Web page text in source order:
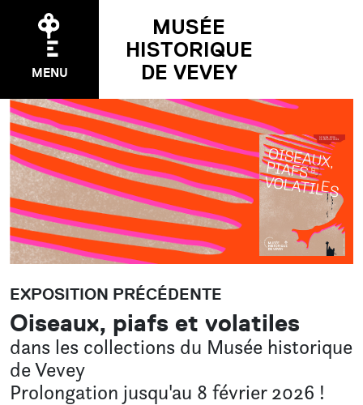
MENU
MUSÉE
HISTORIQUE
DE VEVEY
EXPOSITIONS
Temporaire
Permanente
Précédentes
ÉVÉNEMENTS
Agenda
Pakomuzé
Nuit des musées
En famille aux musées
EXPOSITION PRÉCÉDENTE
Oiseaux, piafs et volatiles
dans les collections du Musée historique
de Vevey
Prolongation jusqu'au 8 février 2026 !